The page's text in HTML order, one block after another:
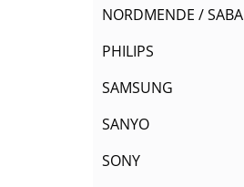
NORDMENDE / SABA
PHILIPS
SAMSUNG
SANYO
SONY